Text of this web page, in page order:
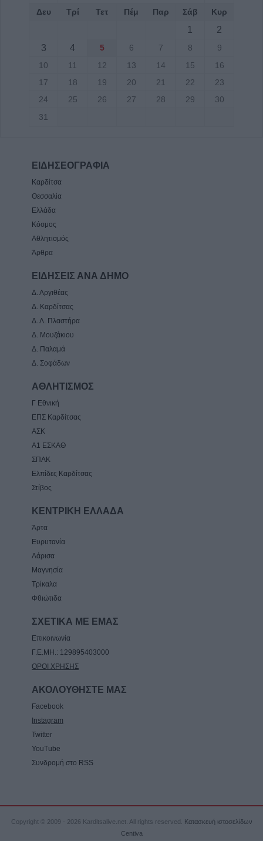
Δευ Τρί Τετ Πέμ Παρ Σάβ Κυρ
1
2
3
4 5 6 7 8
9
10
11 12 13 14 15
16
17
18 19 20 21 22
23
24
25 26 27 28 29
30
31
ΕΙΔΗΣΕΟΓΡΑΦΙΑ
Καρδίτσα
Θεσσαλία
Ελλάδα
Κόσμος
Αθλητισμός
Άρθρα
ΕΙΔΗΣΕΙΣ ΑΝΑ ΔΗΜΟ
Δ. Αργιθέας
Δ. Καρδίτσας
Δ. Λ. Πλαστήρα
Δ. Μουζάκιου
Δ. Παλαμά
Δ. Σοφάδων
ΑΘΛΗΤΙΣΜΟΣ
Γ Εθνική
ΕΠΣ Καρδίτσας
ΑΣΚ
Α1 ΕΣΚΑΘ
ΣΠΑΚ
Ελπίδες Καρδίτσας
Στίβος
ΚΕΝΤΡΙΚΗ ΕΛΛΑΔΑ
Άρτα
Ευρυτανία
Λάρισα
Μαγνησία
Τρίκαλα
Φθιώτιδα
ΣΧΕΤΙΚΑ ΜΕ ΕΜΑΣ
Επικοινωνία
Γ.Ε.ΜΗ.: 129895403000
ΟΡΟΙ ΧΡΗΣΗΣ
ΑΚΟΛΟΥΘΗΣΤΕ ΜΑΣ
Facebook
Instagram
Twitter
YouTube
Συνδρομή στο RSS
Copyright © 2009 - 2026 Karditsalive.net. All rights reserved.
Κατασκευή ιστοσελίδων
Centiva